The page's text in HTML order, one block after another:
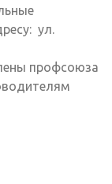
ул.
профсоюза